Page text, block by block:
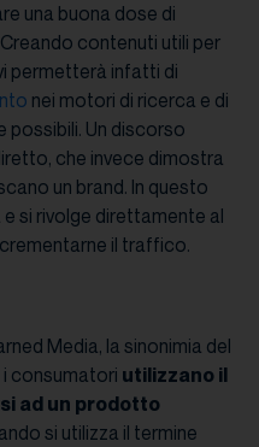
una buona dose di
contenuti utili per
permetterà infatti di
nei motori di ricerca e di
possibili. Un discorso
che invece dimostra
un brand. In questo
si rivolge direttamente al
il traffico.
Media, la sinonimia del
consumatori utilizzano il
ad un prodotto
si utilizza il termine